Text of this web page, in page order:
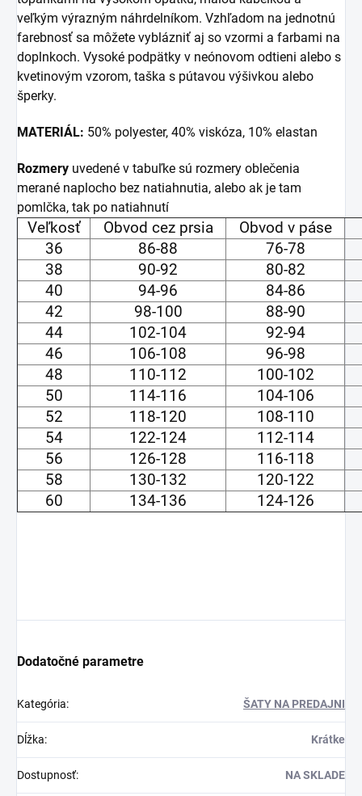
veľkým výrazným náhrdelníkom. Vzhľadom na jednotnú
farebnosť sa môžete vyblázniť aj so vzormi a farbami na
doplnkoch. Vysoké podpätky v neónovom odtieni alebo s
kvetinovým vzorom, taška s pútavou výšivkou alebo
šperky.
MATERIÁL: 50% polyester, 40% viskóza, 10% elastan
Rozmery uvedené v tabuľke sú rozmery oblečenia
merané naplocho bez natiahnutia, alebo ak je tam
pomlčka, tak po natiahnutí
Veľkosť Obvod cez prsia
Obvod v páse
36
86-88
76-78
38
90-92
80-82
40
94-96
84-86
42
98-100
88-90
44
102-104
92-94
46
106-108
96-98
48
110-112
100-102
50
114-116
104-106
52
118-120
108-110
54
122-124
112-114
56
126-128
116-118
58
130-132
120-122
60
134-136 124-126
Dodatočné parametre
Kategória: ŠATY NA PREDAJNI
Dĺžka: Krátke
Dostupnosť: NA SKLADE